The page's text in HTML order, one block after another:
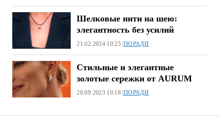
Шелковые нити на шею:
элегантность без усилий
21.02.2024 10:25 |ПОРАДИ
Стильные и элегантные
золотые сережки от AURUM
20.09.2023 10:18 |ПОРАДИ